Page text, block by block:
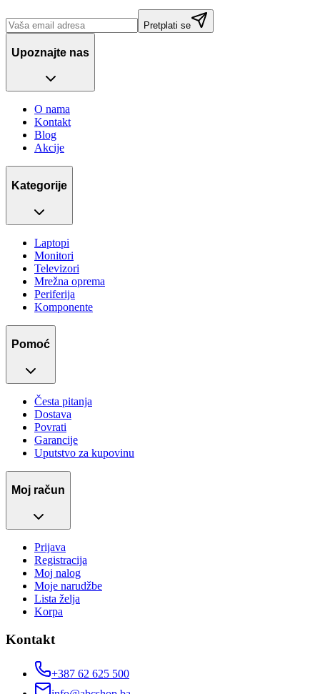
Pretplati se
Upoznajte nas
O nama
Kontakt
Blog
Akcije
Kategorije
Laptopi
Monitori
Televizori
Mrežna oprema
Periferija
Komponente
Pomoć
Česta pitanja
Dostava
Povrati
Garancije
Uputstvo za kupovinu
Moj račun
Prijava
Registracija
Moj nalog
Moje narudžbe
Lista želja
Korpa
Kontakt
+387 62 625 500